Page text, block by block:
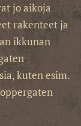
jo aikoja
rakenteet ja
ikkunan
kuten esim.